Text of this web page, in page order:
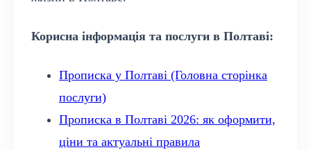
Корисна інформація та послуги в Полтаві:
Прописка у Полтаві (Головна сторінка
послуги)
Прописка в Полтаві 2026: як оформити,
ціни та актуальні правила